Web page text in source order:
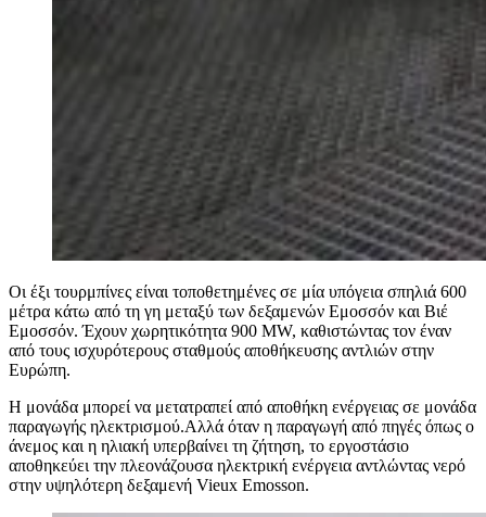
Οι έξι τουρμπίνες είναι τοποθετημένες σε μία υπόγεια σπηλιά 600
μέτρα κάτω από τη γη μεταξύ των δεξαμενών Εμοσσόν και Βιέ
Εμοσσόν. Έχουν χωρητικότητα 900 MW, καθιστώντας τον έναν
από τους ισχυρότερους σταθμούς αποθήκευσης αντλιών στην
Ευρώπη.
Η μονάδα μπορεί να μετατραπεί από αποθήκη ενέργειας σε μονάδα
παραγωγής ηλεκτρισμού.Αλλά όταν η παραγωγή από πηγές όπως ο
άνεμος και η ηλιακή υπερβαίνει τη ζήτηση, το εργοστάσιο
αποθηκεύει την πλεονάζουσα ηλεκτρική ενέργεια αντλώντας νερό
στην υψηλότερη δεξαμενή Vieux Emosson.